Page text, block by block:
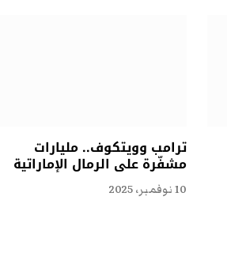
ترامب وويتكوف.. مليارات
مشفّرة على الرمال الإماراتية
10 نوفمبر، 2025